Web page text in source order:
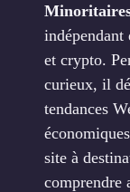
indépendant
et crypto.
curieux, il
tendances
site à
comprendre